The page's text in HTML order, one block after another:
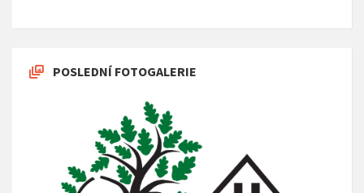
POSLEDNÍ FOTOGALERIE